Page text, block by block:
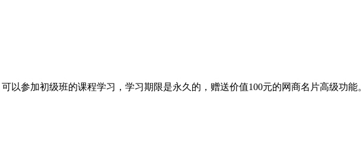
以参加初级班的课程学习，学习期限是永久的，赠送价值100元的网商名片高级功能。